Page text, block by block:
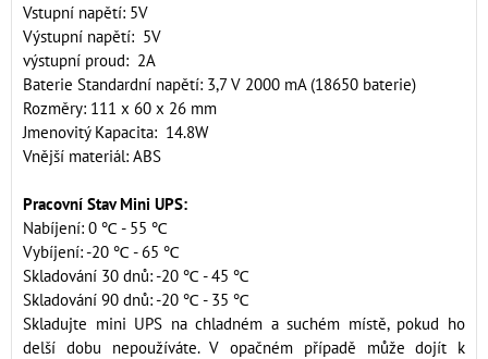
Vstupní napětí: 5V
Výstupní napětí: 5V
výstupní proud: 2A
Baterie Standardní napětí: 3,7 V 2000 mA (18650 baterie)
Rozměry: 111 x 60 x 26 mm
Jmenovitý Kapacita: 14.8W
Vnější materiál: ABS
Pracovní Stav Mini UPS:
Nabíjení: 0 ℃ - 55 ℃
Vybíjení: -20 ℃ - 65 ℃
Skladování 30 dnů: -20 ℃ - 45 ℃
Skladování 90 dnů: -20 ℃ - 35 ℃
Skladujte mini UPS na chladném a suchém místě, pokud ho
delší dobu nepoužíváte. V opačném případě může dojít k